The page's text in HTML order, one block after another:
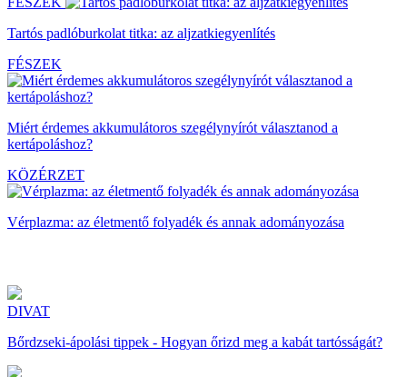
Tartós padlóburkolat titka: az aljzatkiegyenlítés
FÉSZEK
Miért érdemes akkumulátoros szegélynyírót választanod a
kertápoláshoz?
KÖZÉRZET
Vérplazma: az életmentő folyadék és annak adományozása
DIVAT
Bőrdzseki-ápolási tippek - Hogyan őrizd meg a kabát tartósságát?